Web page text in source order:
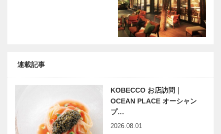
連載記事
KOBECCO お店訪問｜
OCEAN PLACE オーシャン
プ…
2026.08.01